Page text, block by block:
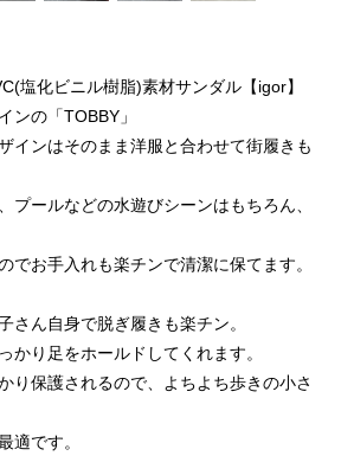
塩化ビニル樹脂)素材サンダル【igor】
ンの「TOBBY」
インはそのまま洋服と合わせて街履きも
プールなどの水遊びシーンはもちろん、
でお手入れも楽チンで清潔に保てます。
さん自身で脱ぎ履きも楽チン。
かり足をホールドしてくれます。
り保護されるので、よちよち歩きの小さ
適です。